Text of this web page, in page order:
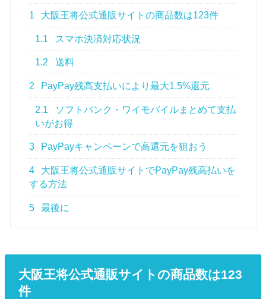
1 大阪王将公式通販サイトの商品数は123件
1.1 スマホ決済対応状況
1.2 送料
2 PayPay残高支払いにより最大1.5%還元
2.1
ソフトバンク・ワイモバイルまとめて支払
いがお得
3 PayPayキャンペーンで高還元を狙おう
4
大阪王将公式通販サイトでPayPay残高払いを
する方法
5 最後に
大阪王将公式通販サイトの商品数は123
件